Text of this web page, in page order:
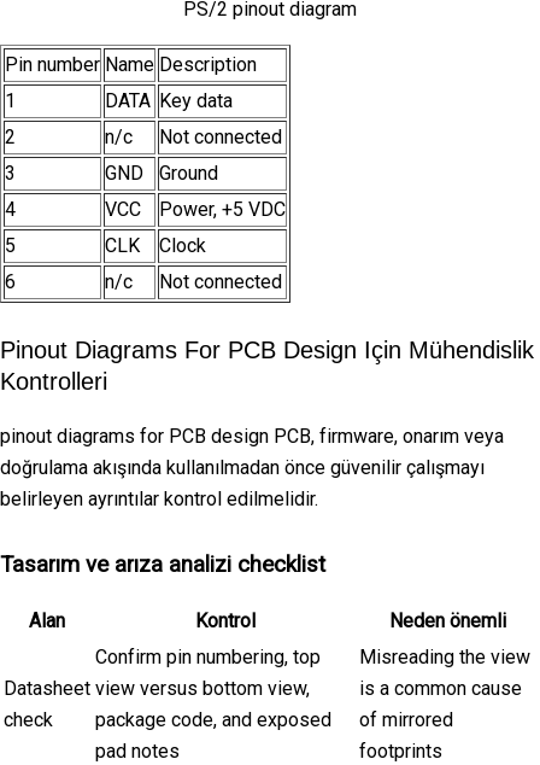
PS/2 pinout diagram
Pin number Name Description
1
DATA Key data
2
n/c
Not connected
3
GND
Ground
4
VCC
Power, +5 VDC
5
CLK
Clock
6
n/c Not connected
Pinout Diagrams For PCB Design Için Mühendislik
Kontrolleri
pinout diagrams for PCB design PCB, firmware, onarım veya
doğrulama akışında kullanılmadan önce güvenilir çalışmayı
belirleyen ayrıntılar kontrol edilmelidir.
Tasarım ve arıza analizi checklist
Alan Kontrol Neden önemli
Datasheet
check
Confirm pin numbering, top
view versus bottom view,
package code, and exposed
pad notes
Misreading the view
is a common cause
of mirrored
footprints